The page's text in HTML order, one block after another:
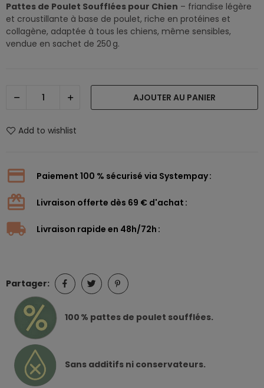
Pattes de Poulet Soufflées pour Chien – friandise légère
et croustillante à base de poulet, riche en protéines et
collagène, adaptée à tous les chiens, même sensibles,
vendue en sachet de 250 g.
AJOUTER AU PANIER
Add to wishlist
Paiement 100 % sécurisé via Systempay
Livraison offerte dès 69 € d'achat
Livraison rapide en 48h/72h
Partager:
100 % pattes de poulet soufflées.
Sans additifs ni conservateurs.